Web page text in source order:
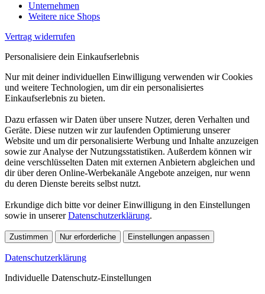
Unternehmen
Weitere nice Shops
Vertrag widerrufen
Personalisiere dein Einkaufserlebnis
Nur mit deiner individuellen Einwilligung verwenden wir Cookies
und weitere Technologien, um dir ein personalisiertes
Einkaufserlebnis zu bieten.
Dazu erfassen wir Daten über unsere Nutzer, deren Verhalten und
Geräte. Diese nutzen wir zur laufenden Optimierung unserer
Website und um dir personalisierte Werbung und Inhalte anzuzeigen
sowie zur Analyse der Nutzungsstatistiken. Außerdem können wir
deine verschlüsselten Daten mit externen Anbietern abgleichen und
dir über deren Online-Werbekanäle Angebote anzeigen, nur wenn
du deren Dienste bereits selbst nutzt.
Erkundige dich bitte vor deiner Einwilligung in den Einstellungen
sowie in unsererDatenschutzerklärung.
Zustimmen Nur erforderliche Einstellungen anpassen
Datenschutzerklärung
Individuelle Datenschutz-Einstellungen